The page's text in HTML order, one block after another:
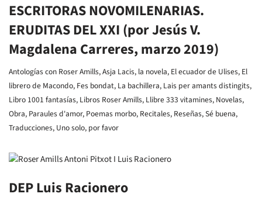
ESCRITORAS NOVOMILENARIAS.
ERUDITAS DEL XXI (por Jesús V.
Magdalena Carreres, marzo 2019)
Antologías con Roser Amills,Asja Lacis, la novela, El ecuador de Ulises, El
librero de Macondo, Fes bondat, La bachillera, Lais per amants distingits,
Libro 1001 fantasías, Libros Roser Amills, Llibre 333 vitamines, Novelas,
Obra, Paraules d'amor, Poemas morbo, Recitales, Reseñas,Sé buena,
Traducciones, Uno solo, por favor
DEP Luis Racionero